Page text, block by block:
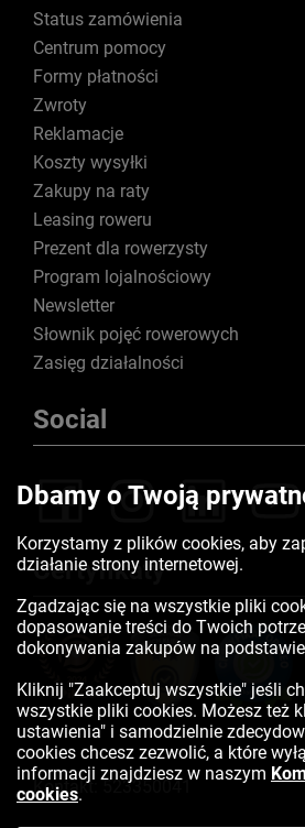
Status zamówienia
Centrum pomocy
Formy płatności
Zwroty
Reklamacje
Koszty wysyłki
Zakupy na raty
Leasing roweru
Prezent dla rowerzysty
Program lojalnościowy
Newsletter
Słownik pojęć rowerowych
Zasięg działalności
Social
Certyfikaty
Kontakt:523350041
Dbamy o Twoją
Korzystamy z plików cookies, aby
działanie strony internetowej.
Zgadzając się na wszystkie pliki
dopasowanie treści do Twoich
dokonywania zakupów na
Kliknij "Zaakceptuj wszystkie" jeśli
wszystkie pliki cookies. Możesz też
ustawienia" i samodzielnie
cookies chcesz zezwolić, a które
informacji znajdziesz w naszym
cookies.